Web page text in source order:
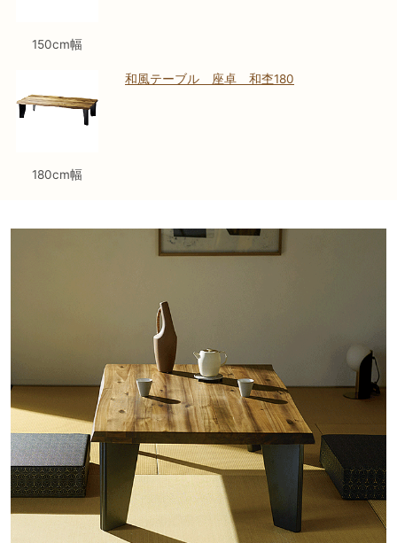
150cm幅
180cm幅
和風テーブル 座卓 和杢180